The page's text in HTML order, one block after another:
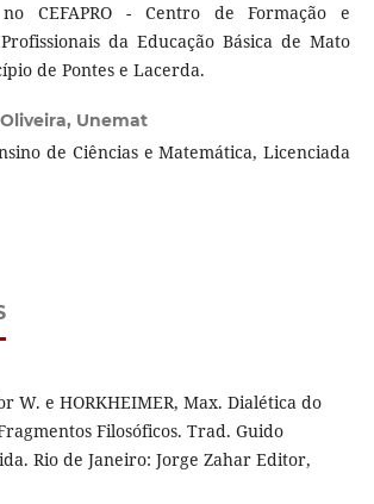
CEFAPRO - Centro de Formação e
da Educação Básica de Mato
de Pontes e Lacerda.
Unemat
de Ciências e Matemática, Licenciada
W. e HORKHEIMER, Max. Dialética do
Filosóficos. Trad. Guido
Rio de Janeiro: Jorge Zahar Editor,